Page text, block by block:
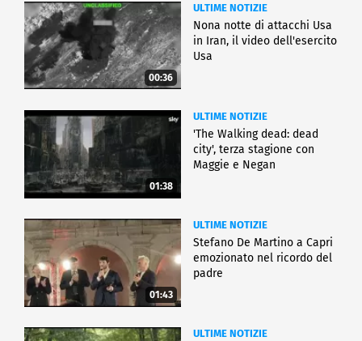
00:36
ULTIME NOTIZIE
Nona notte di attacchi Usa
in Iran, il video dell'esercito
Usa
01:38
ULTIME NOTIZIE
'The Walking dead: dead
city', terza stagione con
Maggie e Negan
01:43
ULTIME NOTIZIE
Stefano De Martino a Capri
emozionato nel ricordo del
padre
ULTIME NOTIZIE